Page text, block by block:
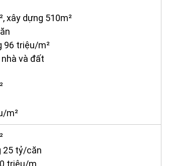
xây dựng 510m²
96 triệu/m²
và đất
m²
25 tỷ/căn
triệu/m